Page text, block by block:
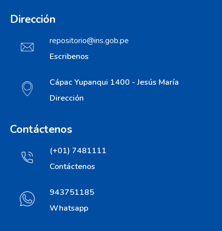
Dirección
repositorio@ins.gob.pe
Escribenos
Cápac Yupanqui 1400 - Jesús María
Dirección
Contáctenos
(+01) 7481111
Contáctenos
943751185
Whatsapp